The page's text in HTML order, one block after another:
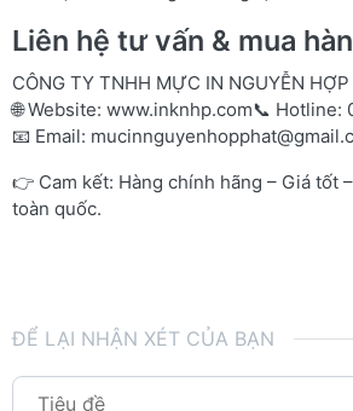
Liên hệ tư vấn & mua
CÔNG TY TNHH MỰC IN NGUYỄN HỢP
🌐 Website: www.inknhp.com📞 Hotline:
📧 Email:
👉 Cam kết: Hàng chính hãng – Giá tốt
toàn quốc.
ĐỂ LẠI NHẬN XÉT CỦA BẠN